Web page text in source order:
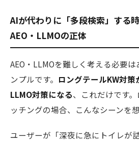
AIが代わりに「多段検索」す
AEO・LLMOの正体
AEO・LLMOを難しく考える必要
ンプルです。 ロングテールKW対策
LLMO対策になる、これだけです
ッチングの場合、こんなシーンを
ユーザーが「深夜に急にトイレが